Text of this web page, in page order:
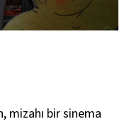
mizahı bir sinema